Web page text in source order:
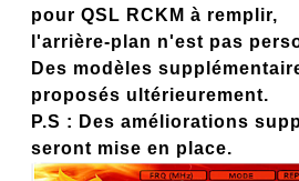
pour QSL RCKM à remplir,
l'arrière-plan n'est pas
Des modèles
proposés ultérieurement.
P.S : Des améliorations
seront mise en place.